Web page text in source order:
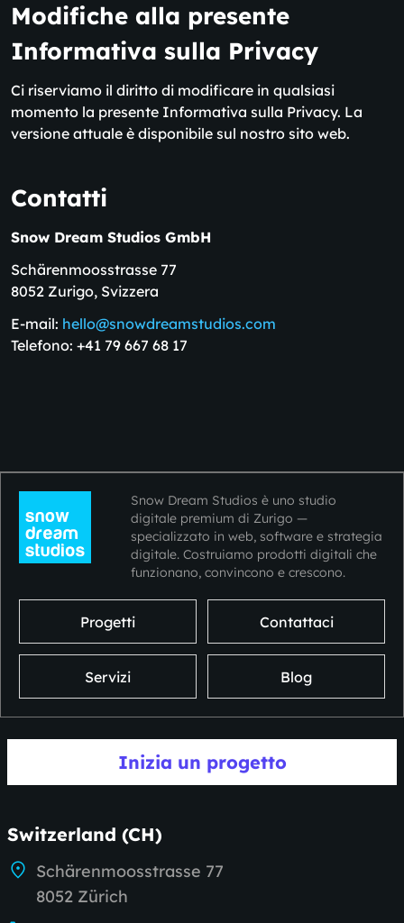
Modifiche alla presente
Informativa sulla Privacy
Ci riserviamo il diritto di modificare in qualsiasi
momento la presente Informativa sulla Privacy. La
versione attuale è disponibile sul nostro sito web.
Contatti
Snow Dream Studios GmbH
Schärenmoosstrasse 77
8052 Zurigo, Svizzera
E-mail: hello@snowdreamstudios.com
Telefono: +41 79 667 68 17
Snow Dream Studios è uno studio
digitale premium di Zurigo —
specializzato in web, software e strategia
digitale. Costruiamo prodotti digitali che
funzionano, convincono e crescono.
Progetti Contattaci
Servizi Blog
Inizia un progetto
Switzerland (CH)
Schärenmoosstrasse 77
8052 Zürich